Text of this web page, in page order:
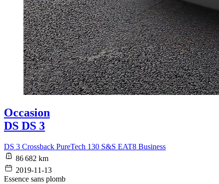
Occasion
DS DS 3
DS 3 Crossback PureTech 130 S&S EAT8 Business
86 682 km
2019-11-13
Essence sans plomb